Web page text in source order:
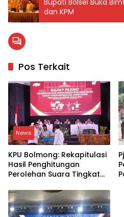
dan KPM
Pos Terkait
News
KPU Bolmong: Rekapitulasi
Hasil Penghitungan
Perolehan Suara Tingkat
Mongondow pada
Pemilihan 2024